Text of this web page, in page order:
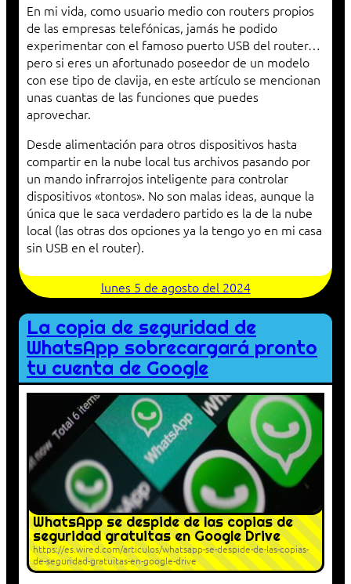
En mi vida, como usuario medio con routers propios
de las empresas telefónicas, jamás he podido
experimentar con el famoso puerto USB del router…
pero si eres un afortunado poseedor de un modelo
con ese tipo de clavija, en este artículo se mencionan
unas cuantas de las funciones que puedes
aprovechar.
Desde alimentación para otros dispositivos hasta
compartir en la nube local tus archivos pasando por
un mando infrarrojos inteligente para controlar
dispositivos «tontos». No son malas ideas, aunque la
única que le saca verdadero partido es la de la nube
local (las otras dos opciones ya la tengo yo en mi casa
sin USB en el router).
lunes 5 de agosto del 2024
La copia de seguridad de
WhatsApp sobrecargará pronto
tu cuenta de Google
WhatsApp se despide de las copias de
seguridad gratuitas en Google Drive
https://es.wired.com/articulos/whatsapp-se-despide-de-las-copias-
de-seguridad-gratuitas-en-google-drive